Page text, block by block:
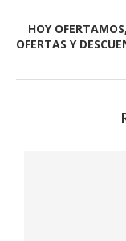
HOY
OFERTAS Y